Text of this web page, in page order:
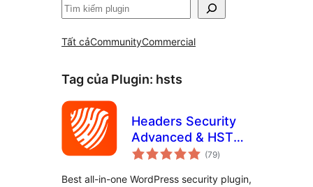
Tìm
Tất cảCommunityCommercial
Tag của Plugin: hsts
Headers Security
Advanced & HSTS
WP
(79tổng
đánh
)
Best all-in-one WordPress security plugin,